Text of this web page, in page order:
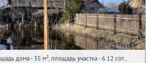
дома - 35 м², площадь участка - 6.12 сот.,